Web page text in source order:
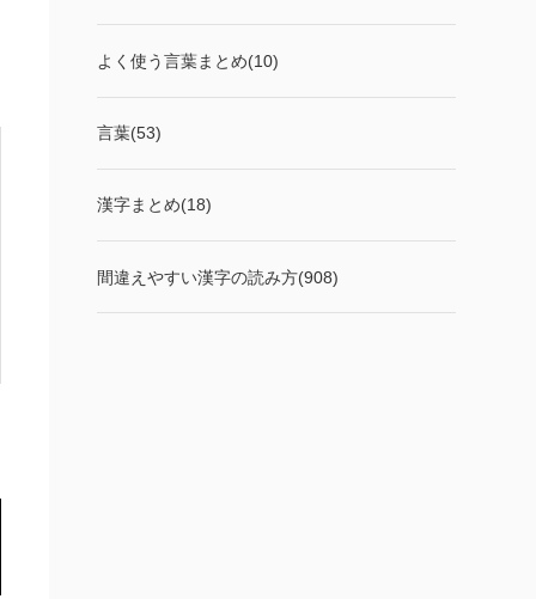
よく使う言葉まとめ(10)
言葉(53)
漢字まとめ(18)
間違えやすい漢字の読み方(908)